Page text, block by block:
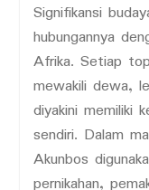
Signifikansi
hubungannya
Afrika. Setiap
mewakili dewa,
diyakini memiliki
sendiri. Dalam
Akunbos
pernikahan,